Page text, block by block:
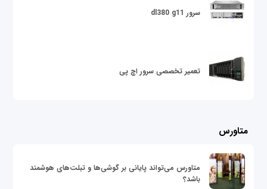
سرور dl380 g11
تعمیر تخصصی سرور اچ پی
متاورس
متاورس می‌تواند پایانی بر گوشی‌ها و تبلت‌های هوشمند
باشد؟